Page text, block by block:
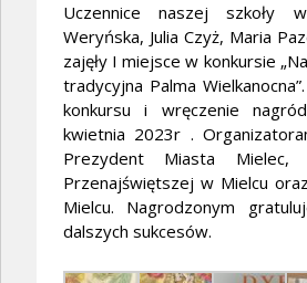
Uczennice naszej szkoły
Weryńska, Julia Czyż, Maria
zajęły I miejsce w konkursie
tradycyjna Palma
konkursu i wręczenie
kwietnia 2023r .
Prezydent Miasta Mielec,
Przenajświętszej w Mielcu
Mielcu. Nagrodzonym
dalszych sukcesów.